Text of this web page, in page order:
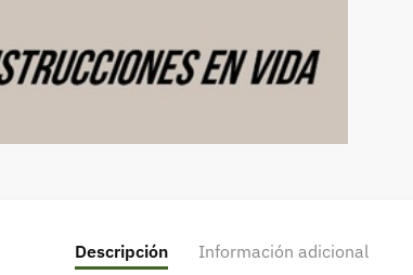
Descripción Información adicional